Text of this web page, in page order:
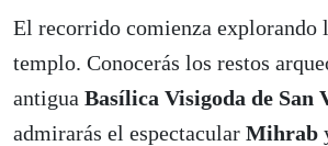
El recorrido comienza explorando
templo. Conocerás los restos
antigua Basílica Visigoda de San
admirarás el espectacular Mihrab